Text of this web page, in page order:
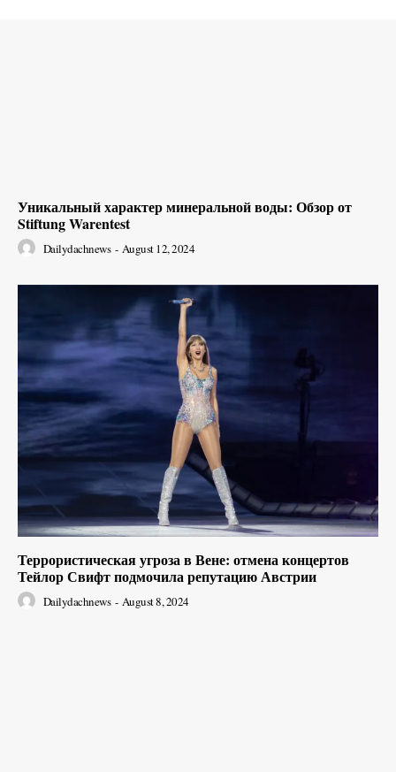
Уникальный характер минеральной воды: Обзор от
Stiftung Warentest
Dailydachnews - August 12, 2024
Террористическая угроза в Вене: отмена концертов
Тейлор Свифт подмочила репутацию Австрии
Dailydachnews - August 8, 2024